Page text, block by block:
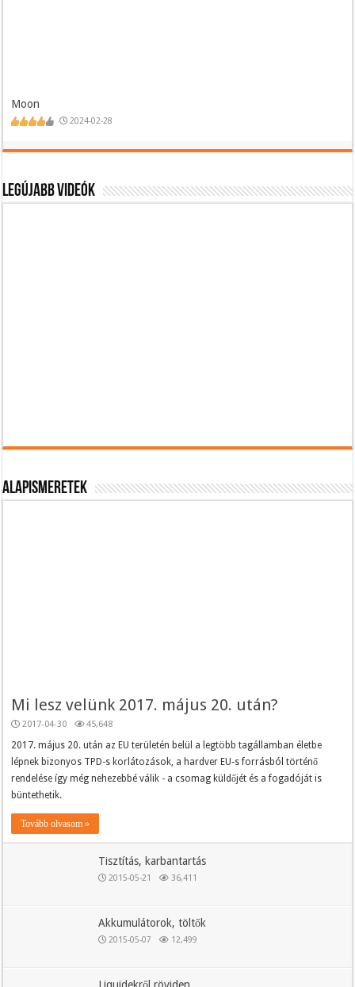
Moon
2024-02-28
Legújabb videók
Alapismeretek
Mi lesz velünk 2017. május 20. után?
2017-04-30 45,648
2017. május 20. után az EU területén belül a legtöbb tagállamban életbe
lépnek bizonyos TPD-s korlátozások, a hardver EU-s forrásból történő
rendelése így még nehezebbé válik - a csomag küldőjét és a fogadóját is
büntethetik.
Tovább olvasom »
Tisztítás, karbantartás
2015-05-21 36,411
Akkumulátorok, töltők
2015-05-07 12,499